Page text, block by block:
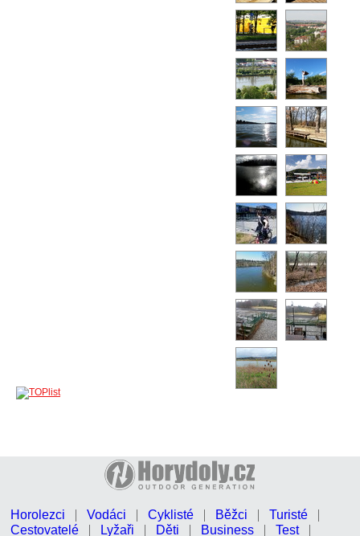
Horolezci Vodáci Cyklisté Běžci
Turisté
Cestovatelé
Lyžaři Děti Business Test